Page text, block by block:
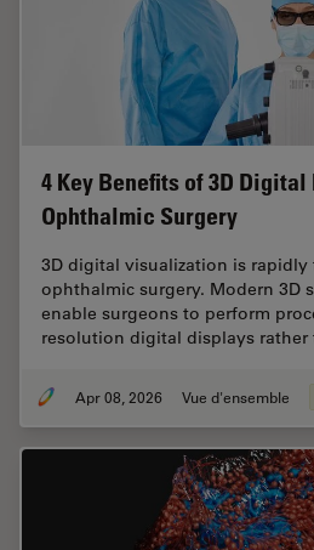
4 Key Benefits of 3D
Ophthalmic Surgery
3D digital visualization is rapidly
ophthalmic surgery. Modern 3D
enable surgeons to perform
resolution digital displays
Apr 08, 2026 Vue d'ensemble